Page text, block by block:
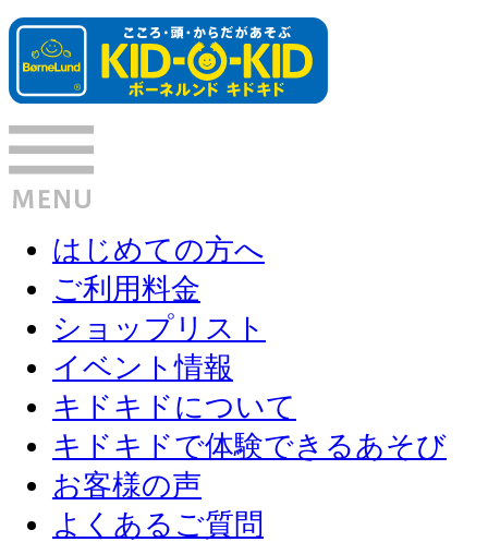
はじめての方へ
ご利用料金
ショップリスト
イベント情報
キドキドについて
キドキドで体験できるあそび
お客様の声
よくあるご質問